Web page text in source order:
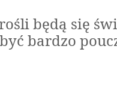
będą się
bardzo